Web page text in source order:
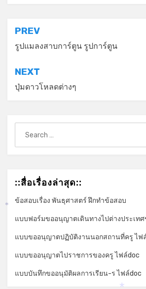
แนะแนว
เรื่อง
PREV
รูปแมลงสาบการ์ตูน รูปการ์ตูน
NEXT
ปุ่มดาวโหลดต่างๆ
for:
::สื่อเรื่องล่าสุด::
ข้อสอบเรื่อง พันธุศาสตร์ ฝึกทำข้อสอบ
แบบฟอร์มขออนุญาตเดินทางไปต่างประเท
แบบขออนุญาตปฏิบัติงานนอกสถานที่ครู ไฟ
แบบขออนุญาตไปราชการของครู ไฟล์doc
แบบบันทึกขออนุมัติผลการเรียน-ร ไฟล์doc